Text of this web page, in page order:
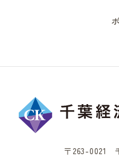
〒263-0021